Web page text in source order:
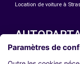
Location de voiture à